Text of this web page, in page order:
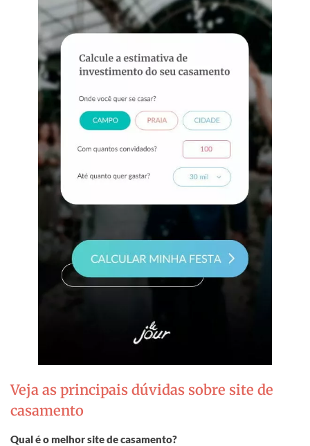
Veja as principais dúvidas sobre site de
casamento
Qual é o melhor site de casamento?